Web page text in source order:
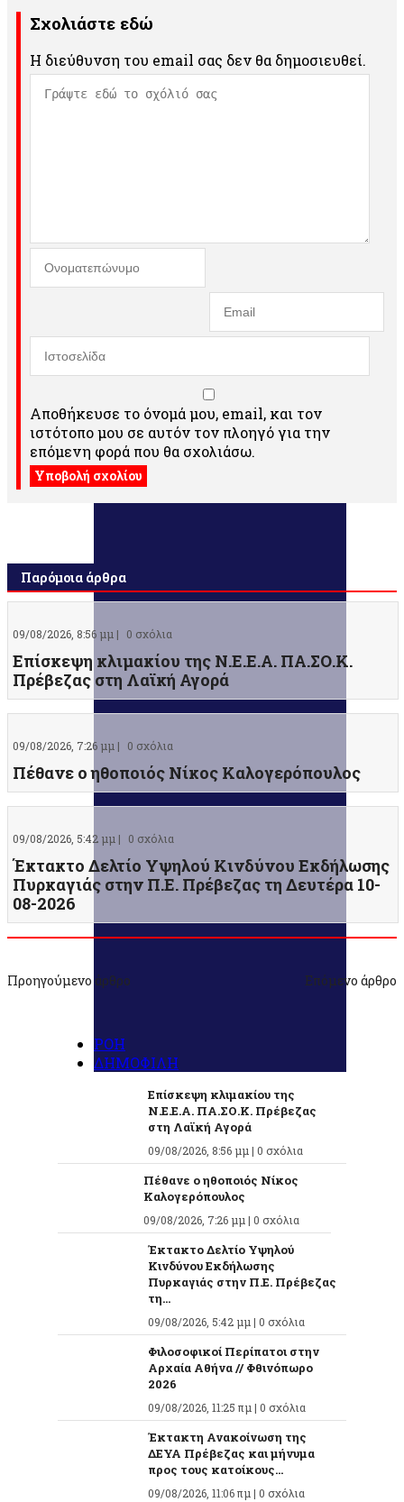
Σχολιάστε εδώ
Η διεύθυνση του email σας δεν θα δημοσιευθεί.
Αποθήκευσε το όνομά μου, email, και τον
ιστότοπο μου σε αυτόν τον πλοηγό για την
επόμενη φορά που θα σχολιάσω.
Παρόμοια άρθρα
09/08/2026, 8:56 μμ | 0 σχόλια
Επίσκεψη κλιμακίου της Ν.Ε.Ε.Α. ΠΑ.ΣΟ.Κ.
Πρέβεζας στη Λαϊκή Αγορά
09/08/2026, 7:26 μμ | 0 σχόλια
Πέθανε ο ηθοποιός Νίκος Καλογερόπουλος
09/08/2026, 5:42 μμ | 0 σχόλια
Έκτακτο Δελτίο Υψηλού Κινδύνου Εκδήλωσης
Πυρκαγιάς στην Π.Ε. Πρέβεζας τη Δευτέρα 10-
08-2026
Προηγούμενο άρθρο Επόμενο άρθρο
ΡΟΗ
ΔΗΜΟΦΙΛΗ
Επίσκεψη κλιμακίου της
Ν.Ε.Ε.Α. ΠΑ.ΣΟ.Κ. Πρέβεζας
στη Λαϊκή Αγορά
09/08/2026, 8:56 μμ | 0 σχόλια
Πέθανε ο ηθοποιός Νίκος
Καλογερόπουλος
09/08/2026, 7:26 μμ | 0 σχόλια
Έκτακτο Δελτίο Υψηλού
Κινδύνου Εκδήλωσης
Πυρκαγιάς στην Π.Ε. Πρέβεζας
τη...
09/08/2026, 5:42 μμ | 0 σχόλια
Φιλοσοφικοί Περίπατοι στην
Αρχαία Αθήνα // Φθινόπωρο
2026
09/08/2026, 11:25 πμ | 0 σχόλια
Έκτακτη Ανακοίνωση της
ΔΕΥΑ Πρέβεζας και μήνυμα
προς τους κατοίκους...
09/08/2026, 11:06 πμ | 0 σχόλια